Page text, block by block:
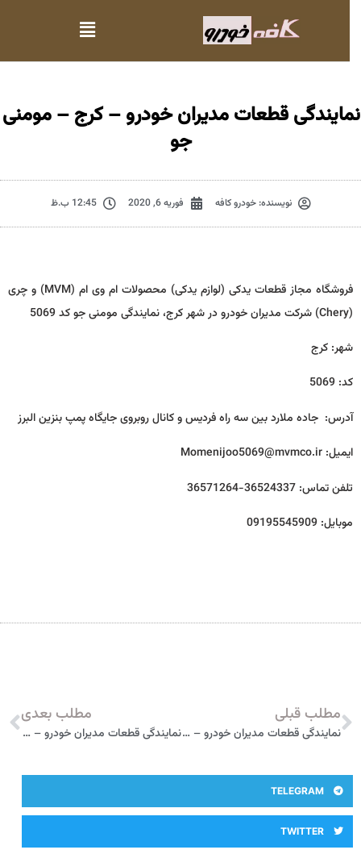
قطعات مدیران خودرو – کرج – مومنی
جو
نویسنده:خودرو کافه فوریه 6, 2020 12:45 ب.ظ
فروشگاه مجاز قطعات یدکی (لوازم یدکی) محصولات ام وی ام (MVM) و چری
شهر: کرج
کد: 5069
آدرس: جاده ملارد بین سه راه فردیس و کانال روبروی جایگاه پمپ بنزین البرز
ایمیل: Momenijoo5069@mvmco.ir
تلفن تماس: 36524337-36571264
موبایل: 09195545909
مطلب قبلی
نمایندگی قطعات مدیران خودرو – مشهد – امامی میبدی
مطلب بعدی
نمایندگی قطعات مدیران خودرو – شهرکرد – صالحی
TELEGRAM
TWITTER